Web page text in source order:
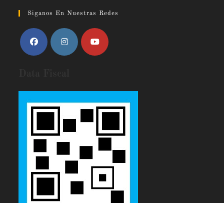
Siganos En Nuestras Redes